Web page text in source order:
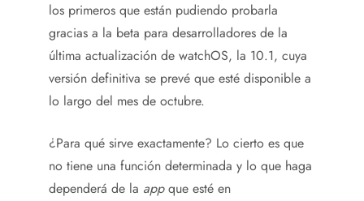
los primeros que están pudiendo probarla
gracias a la beta para desarrolladores de la
última actualización de watchOS, la 10.1, cuya
versión definitiva se prevé que esté disponible a
lo largo del mes de octubre.
¿Para qué sirve exactamente? Lo cierto es que
no tiene una función determinada y lo que haga
dependerá de la appque esté en